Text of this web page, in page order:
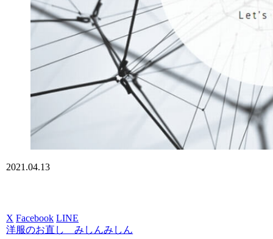
2021.04.13
X Facebook LINE
洋服のお直し みしんみしん